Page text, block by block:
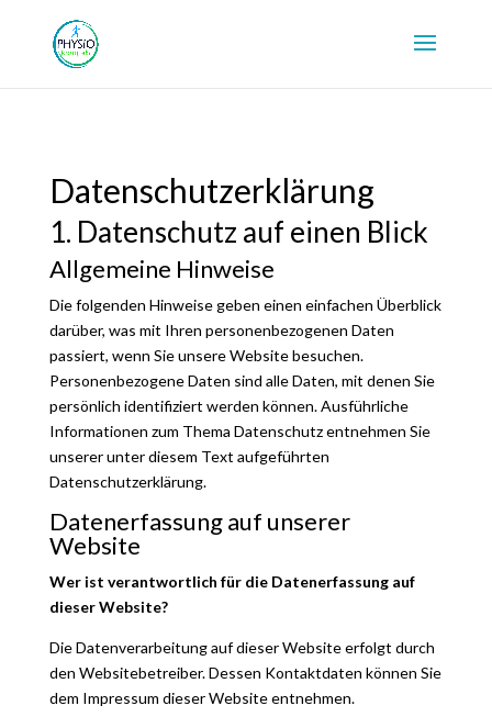
Datenschutzerklärung
1. Datenschutz auf einen Blick
Allgemeine Hinweise
Die folgenden Hinweise geben einen einfachen Überblick
darüber, was mit Ihren personenbezogenen Daten
passiert, wenn Sie unsere Website besuchen.
Personenbezogene Daten sind alle Daten, mit denen Sie
persönlich identifiziert werden können. Ausführliche
Informationen zum Thema Datenschutz entnehmen Sie
unserer unter diesem Text aufgeführten
Datenschutzerklärung.
Datenerfassung auf unserer
Website
Wer ist verantwortlich für die Datenerfassung auf
dieser Website?
Die Datenverarbeitung auf dieser Website erfolgt durch
den Websitebetreiber. Dessen Kontaktdaten können Sie
dem Impressum dieser Website entnehmen.